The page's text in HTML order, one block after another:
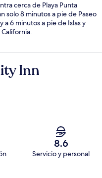
cerca de Playa Punta
solo 8 minutos a pie de Paseo
a 6 minutos a pie de Islas y
Inn
8.6
Servicio y personal